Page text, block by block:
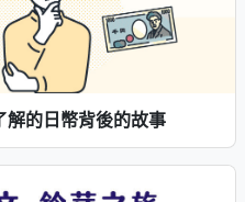
解的日幣背後的故事